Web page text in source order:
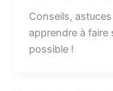
Conseils,
apprendre à faire
possible !